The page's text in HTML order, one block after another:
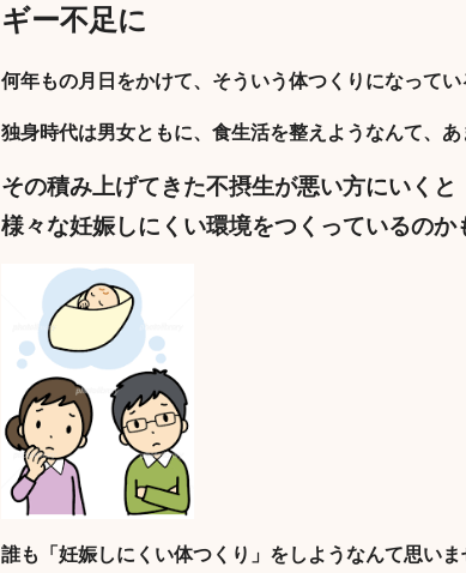
ギー不足に
何年もの月日をかけて、そういう体つくりになってい
独身時代は男女ともに、食生活を整えようなんて、
その積み上げてきた不摂生が悪い方にいくと
様々な妊娠しにくい環境をつくっているのか
誰も「妊娠しにくい体つくり」をしようなんて思いま